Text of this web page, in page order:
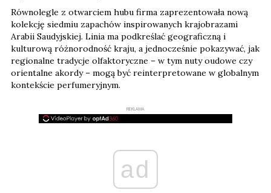
Równolegle z otwarciem hubu firma zaprezentowała nową
kolekcję siedmiu zapachów inspirowanych krajobrazami
Arabii Saudyjskiej. Linia ma podkreślać geograficzną i
kulturową różnorodność kraju, a jednocześnie pokazywać, jak
regionalne tradycje olfaktoryczne – w tym nuty oudowe czy
orientalne akordy – mogą być reinterpretowane w globalnym
kontekście perfumeryjnym.
REKLAMA
ad